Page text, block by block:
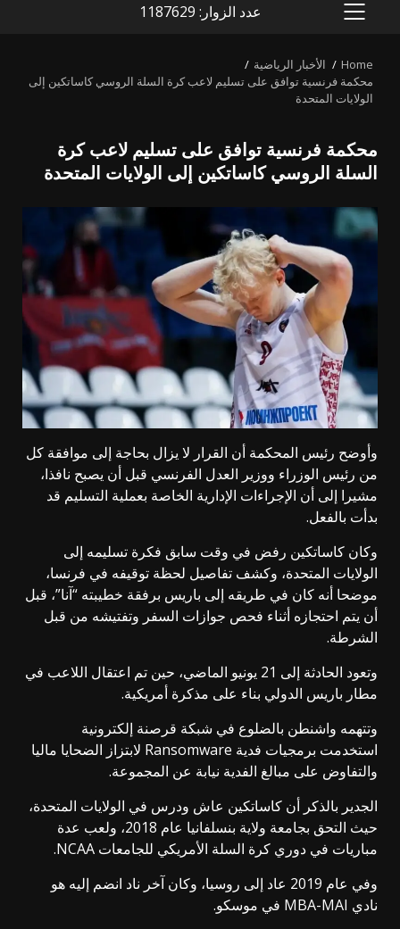
PRIMARY
عدد الزوار: 1187629
Home
الأخبار الرياضية
محكمة فرنسية توافق على تسليم لاعب كرة السلة الروسي كاساتكين إلى
الولايات المتحدة
محكمة فرنسية توافق على تسليم لاعب كرة
السلة الروسي كاساتكين إلى الولايات المتحدة
وأوضح رئيس المحكمة أن القرار لا يزال بحاجة إلى موافقة كل
من رئيس الوزراء ووزير العدل الفرنسي قبل أن يصبح نافذا،
مشيرا إلى أن الإجراءات الإدارية الخاصة بعملية التسليم قد
بدأت بالفعل.
وكان كاساتكين رفض في وقت سابق فكرة تسليمه إلى
الولايات المتحدة، وكشف تفاصيل لحظة توقيفه في فرنسا،
موضحا أنه كان في طريقه إلى باريس برفقة خطيبته “آنا”، قبل
أن يتم احتجازه أثناء فحص جوازات السفر وتفتيشه من قبل
الشرطة.
وتعود الحادثة إلى 21 يونيو الماضي، حين تم اعتقال اللاعب في
مطار باريس الدولي بناء على مذكرة أمريكية.
وتتهمه واشنطن بالضلوع في شبكة قرصنة إلكترونية
استخدمت برمجيات فدية Ransomware لابتزاز الضحايا ماليا
والتفاوض على مبالغ الفدية نيابة عن المجموعة.
الجدير بالذكر أن كاساتكين عاش ودرس في الولايات المتحدة،
حيث التحق بجامعة ولاية بنسلفانيا عام 2018، ولعب عدة
مباريات في دوري كرة السلة الأمريكي للجامعات NCAA.
وفي عام 2019 عاد إلى روسيا، وكان آخر ناد انضم إليه هو
نادي MBA-MAI في موسكو.